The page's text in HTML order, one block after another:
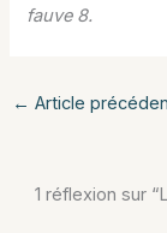
fauve 8.
← Article
1 réflexion sur